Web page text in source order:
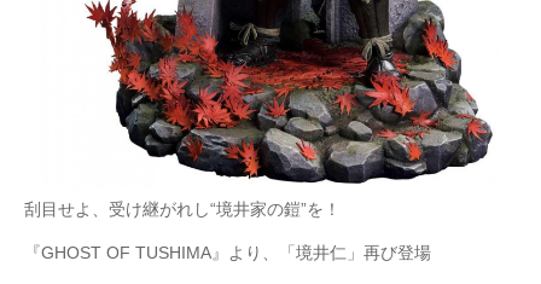
刮目せよ、受け継がれし“境井家の鎧”を！
『GHOST OF TUSHIMA』より、「境井仁」再び登場